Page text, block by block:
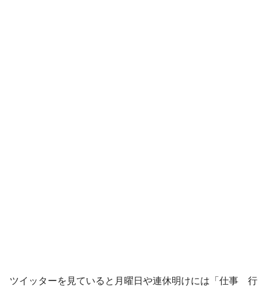
ツイッターを見ていると月曜日や連休明けには「仕事 行